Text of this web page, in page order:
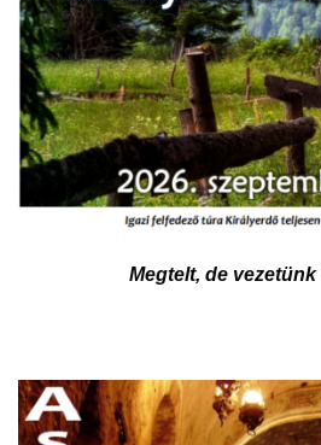
Megtelt, de